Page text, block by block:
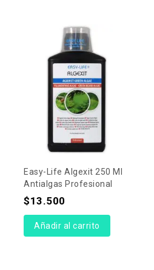
Easy-Life Algexit 250 Ml
Antialgas Profesional
$13.500
Añadir al carrito